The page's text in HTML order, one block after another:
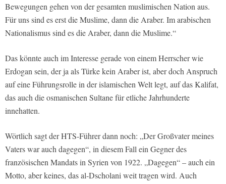
Bewegungen gehen von der gesamten muslimischen Nation aus.
Für uns sind es erst die Muslime, dann die Araber. Im arabischen
Nationalismus sind es die Araber, dann die Muslime.“
Das könnte auch im Interesse gerade von einem Herrscher wie
Erdogan sein, der ja als Türke kein Araber ist, aber doch Anspruch
auf eine Führungsrolle in der islamischen Welt legt, auf das Kalifat,
das auch die osmanischen Sultane für etliche Jahrhunderte
innehatten.
Wörtlich sagt der HTS-Führer dann noch: „Der Großvater meines
Vaters war auch dagegen“, in diesem Fall ein Gegner des
französischen Mandats in Syrien von 1922. „Dagegen“ – auch ein
Motto, aber keines, das al-Dscholani weit tragen wird. Auch